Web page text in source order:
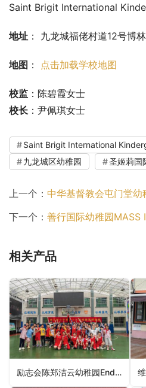
Saint Brigit International
地址 ： 九龙城福佬村道12号博
地图 ： 点击加载学校地图
校监 ：陈碧霞女士
校长 ：尹佩琪女士
Saint Brigit International
九龙城区幼稚园
圣姬莉国
上一个： 中华基督教会屯门堂幼稚园二校CCC Tuen
下一个： 善行国际幼稚园MASS
相关产品
励志会陈郑洁云幼稚园Endeavourers Chan Cheng Kit Wan Kindergarten（东区幼稚园）